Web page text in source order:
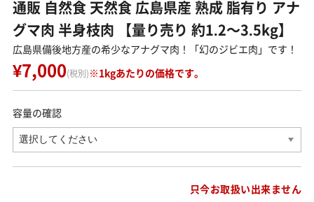
通販 自然食 天然食 広島県産 熟成 脂有り アナ
グマ肉 半身枝肉 【量り売り 約1.2～3.5kg】
広島県備後地方産の希少なアナグマ肉！「幻のジビエ肉」です！
¥7,000(税別)※1kgあたりの価格です。
容量の確認
只今お取扱い出来ません